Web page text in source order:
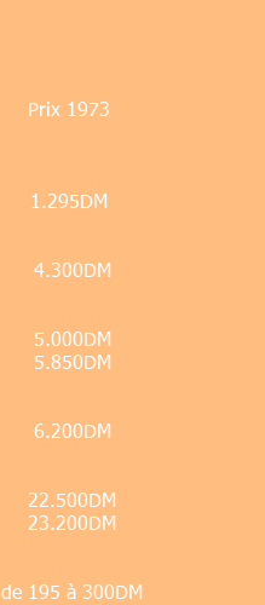
Prix 1973
1.295DM
4.300DM
5.000DM
5.850DM
6.200DM
22.500DM
23.200DM
de 195 à 300DM